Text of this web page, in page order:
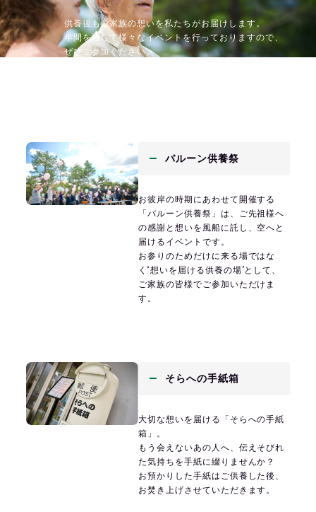
供養後もご家族の想いを私たちがお届けします。
年間を通して様々なイベントを行っておりますので、
ぜひご参加ください。
バルーン供養祭
お彼岸の時期にあわせて開催する
「バルーン供養祭」は、ご先祖様へ
の感謝と想いを風船に託し、空へと
届けるイベントです。
お参りのためだけに来る場ではな
く“想いを届ける供養の場”として、
ご家族の皆様でご参加いただけま
す。
そらへの手紙箱
大切な想いを届ける「そらへの手紙
箱」。
もう会えないあの人へ、伝えそびれ
た気持ちを手紙に綴りませんか？
お預かりした手紙はご供養した後、
お焚き上げさせていただきます。